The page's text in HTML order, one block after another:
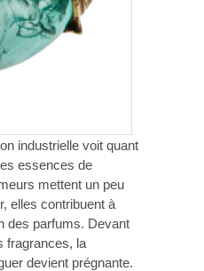
industrielle voit quant
essences de
mettent un peu
elles contribuent à
des parfums. Devant
fragrances, la
devient prégnante.